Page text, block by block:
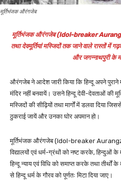
मूर्तिभंजक औरंगजेब
मूर्तिभंजक औरंगजेब (Idol-breaker
तथा देवमूर्तियां मस्जिदों तक जाने वाले रास्तों में
और जगन्नाथपुरी के
औरंगजेब ने आदेश जारी किया कि हिन्दू अपने पुराने
मंदिर नहीं बनवायें। उसने हिन्दू देवी-देवताओं की
मस्जिदों की सीढ़ियों तथा मार्गों में डलवा दिया
ठुकराई जायें और उनका घोर अपमान हो।
मूर्तिभंजक औरंगजेब (Idol-breaker
विद्यालयों एवं धर्म-ग्रंथों को नष्ट करके, हिन्दुओं
हिन्दू न्याय एवं विधि को समाप्त करके तथा
से हिन्दू धर्म के गौरव को पूर्णतः मिटा दिया जाए।